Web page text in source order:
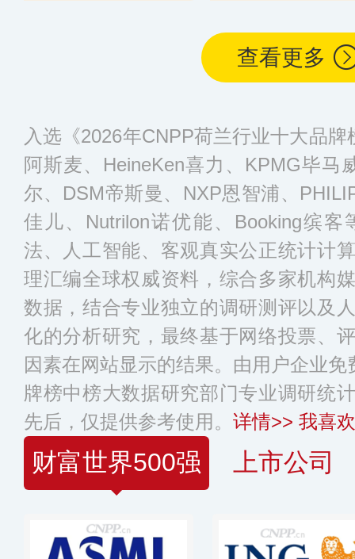
查看更多
入选《2026年CNPP荷兰行业十大品
阿斯麦、HeineKen喜力、KPMG毕马
尔、DSM帝斯曼、NXP恩智浦、
佳儿、Nutrilon诺优能、Booking缤
法、人工智能、客观真实公正统计计
理汇编全球权威资料，综合多家机构
数据，结合专业独立的调研测评以及
化的分析研究，最终基于网络投票、
因素在网站显示的结果。由用户企业
牌榜中榜大数据研究部门专业调研统
先后，仅提供参考使用。 详情>> 我喜
财富世界500强 上市公司